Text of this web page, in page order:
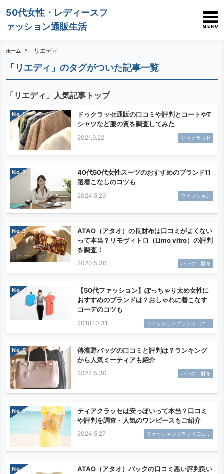
50代女性・レディースフ
ァッション通販生活
ホーム リエディ
「リエディ」のタグがついた記事一覧
「リエディ」人気記事トップ
No.
ドゥクラッセ通販の口コミや評判とコートやT
シャツなど服の質を調査してみた
2021.9.22 ドゥクラッセ
No.
40代50代女性スーツのおすすめのブランド11
選着こなしのコツも
2024.5.29 ファッション
No.
ATAO（アタオ）の長財布は口コミがよくない
って本当？リモヴィトロ（Limo vitro）の評判
を調査！
2020.5.30 バック 財布
No.
【50代ファッション】ぽっちゃり太め女性に
おすすめのブランドは？おしゃれに着こなす
コーデのコツも
2018.10.31 ファッションブランド口コ...
No.
傳濱野バッグの口コミと評判は？ランキング
から人気ミーティアも紹介
2024.5.30 バック 財布
No.
ティアクラッセは安っぽいって本当？口コミ
や評判を調査・人気のワンピースもご紹介
2024.5.27 ファッションブランド口コ...
No.
ATAO（アタオ）バックの口コミ悪い評判良い